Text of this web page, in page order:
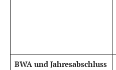
BWA und Jahresabschluss